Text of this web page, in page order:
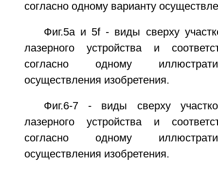
согласно одному варианту
Фиг.5а и 5f - виды сверху
лазерного устройства и
согласно одному
осуществления изобретения.
Фиг.6-7 - виды сверху
лазерного устройства и
согласно одному
осуществления изобретения.